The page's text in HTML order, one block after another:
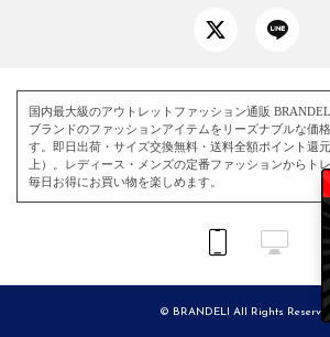
国内最大級のアウトレットファッション通販
ブランドのファッションアイテムをリーズナブルな価
す。即日出荷・サイズ交換無料・送料全額ポイント還
上）。レディース・メンズの定番ファッションからト
毎日お得にお買い物を楽しめます。
© BRANDELI All Rights